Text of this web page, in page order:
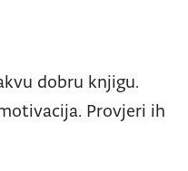
dobru knjigu.
Provjeri ih